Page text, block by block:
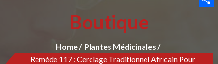
Boutique
Home
Plantes Médicinales
Remède 117 : Cerclage Traditionnel Africain Pour